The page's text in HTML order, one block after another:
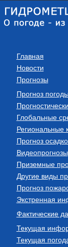
Главная
Новости
Прогнозы
Прогноз
Глобальные
Региональные
Прогноз
Видеопрогнозы
Приземные
Другие виды
Прогноз
Экстренная
Фактические
Текущая
Текущая